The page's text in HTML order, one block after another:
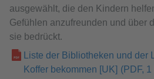
ausgewählt, die den Kindern
Gefühlen anzufreunden und über
sie bedrückt.
Liste der Bibliotheken und der
Koffer bekommen [UK] (PDF, 1